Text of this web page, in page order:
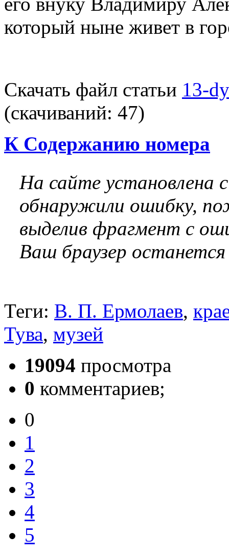
который ныне живет в
Скачать файл статьи 13-
(cкачиваний: 47)
К Содержанию номера
На сайте установлена
обнаружили ошибку,
выделив фрагмент с
Ваш браузер
Теги: В. П. Ермолаев,
Тува, музей
19094 просмотра
0 комментариев;
0
1
2
3
4
5